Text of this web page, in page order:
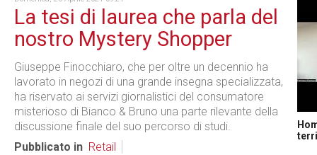
La tesi di laurea che parla del
nostro Mystery Shopper
Giuseppe Finocchiaro, che per oltre un decennio ha
lavorato in negozi di una grande insegna specializzata,
ha riservato ai servizi giornalistici del consumatore
misterioso di Bianco & Bruno una parte rilevante della
discussione finale del suo percorso di studi.
Pubblicato in Retail